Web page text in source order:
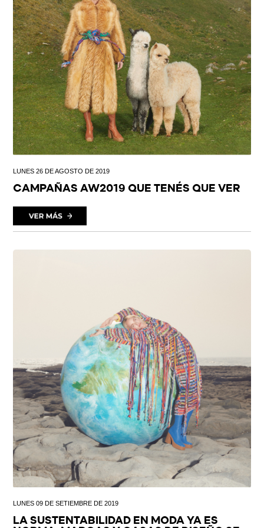
LUNES 26 DE AGOSTO DE 2019
CAMPAÑAS AW2019 QUE TENÉS QUE VER
LUNES 09 DE SETIEMBRE DE 2019
LA SUSTENTABILIDAD EN MODA YA ES